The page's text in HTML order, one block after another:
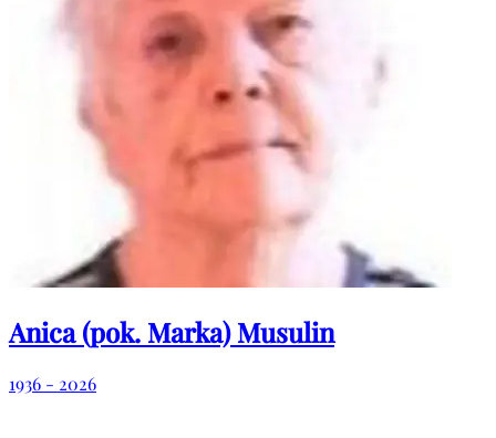
Anica (pok. Marka) Musulin
1936 - 2026